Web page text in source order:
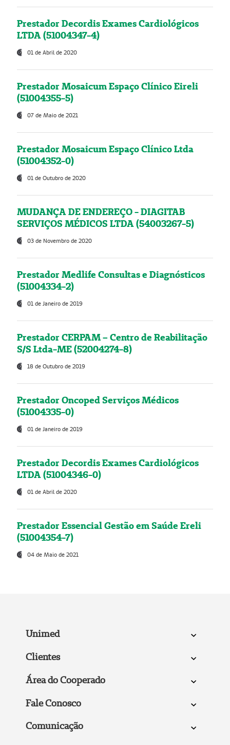
Prestador Decordis Exames Cardiológicos
LTDA (51004347-4)
01 de Abril de 2020
Prestador Mosaicum Espaço Clínico Eireli
(51004355-5)
07 de Maio de 2021
Prestador Mosaicum Espaço Clínico Ltda
(51004352-0)
01 de Outubro de 2020
MUDANÇA DE ENDEREÇO - DIAGITAB
SERVIÇOS MÉDICOS LTDA (54003267-5)
03 de Novembro de 2020
Prestador Medlife Consultas e Diagnósticos
(51004334-2)
01 de Janeiro de 2019
Prestador CERPAM – Centro de Reabilitação
S/S Ltda-ME (52004274-8)
18 de Outubro de 2019
Prestador Oncoped Serviços Médicos
(51004335-0)
01 de Janeiro de 2019
Prestador Decordis Exames Cardiológicos
LTDA (51004346-0)
01 de Abril de 2020
Prestador Essencial Gestão em Saúde Ereli
(51004354-7)
04 de Maio de 2021
Unimed
Clientes
Área do Cooperado
Fale Conosco
Comunicação